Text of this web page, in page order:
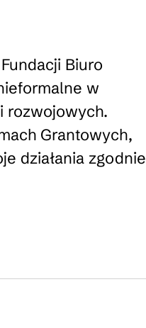
Biuro
w
rozwojowych.
Grantowych,
działania zgodnie